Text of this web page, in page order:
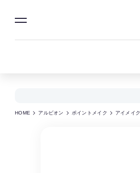
HOME アルビオン ポイントメイク アイメイク